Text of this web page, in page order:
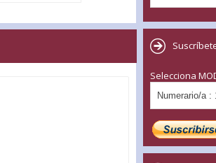
Selecciona